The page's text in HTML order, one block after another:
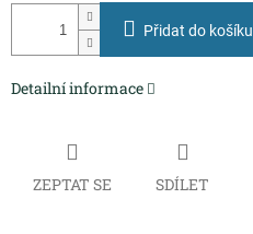
Přidat do košíku
Detailní informace
ZEPTAT SE SDÍLET